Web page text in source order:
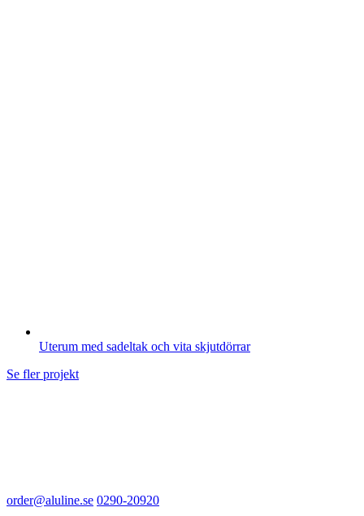
Uterum med sadeltak och vita skjutdörrar
Se fler projekt
order@aluline.se 0290-20920